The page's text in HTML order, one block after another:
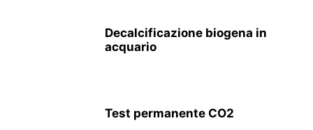
Decalcificazione biogena in
acquario
Test permanente CO2